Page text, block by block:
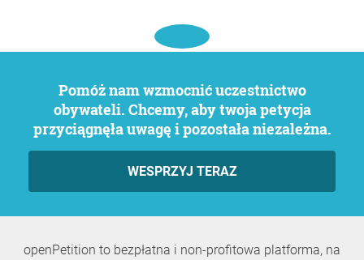
Pomóż nam wzmocnić uczestnictwo
obywateli. Chcemy, aby twoja petycja
przyciągnęła uwagę i pozostała niezależna.
WESPRZYJ TERAZ
openPetition to bezpłatna i non-profitowa platforma, na